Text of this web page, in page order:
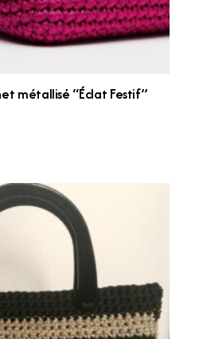
métallisé “Éclat Festif”